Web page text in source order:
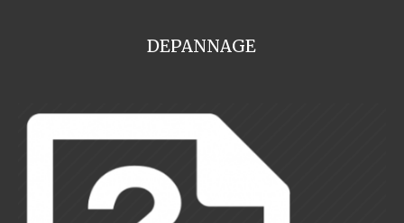
DEPANNAGE